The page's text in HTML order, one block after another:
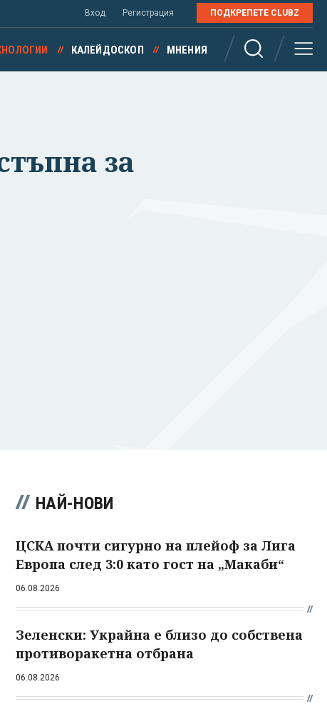
Вход Регистрация ПОДКРЕПЕТЕ CLUBZ
КАЛЕЙДОСКОП МНЕНИЯ
за
НАЙ-НОВИ
ЦСКА почти сигурно на плейоф за Лига
Европа след 3:0 като гост на „Макаби“
06.08.2026
Зеленски: Украйна е близо до собствена
противоракетна отбрана
06.08.2026